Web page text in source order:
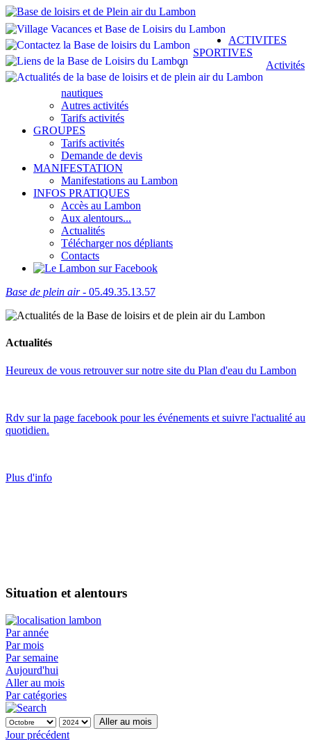
ACTIVITES
SPORTIVES
Activités
nautiques
Autres activités
Tarifs activités
GROUPES
Tarifs activités
Demande de devis
MANIFESTATION
Manifestations au Lambon
INFOS PRATIQUES
Accès au Lambon
Aux alentours...
Actualités
Télécharger nos dépliants
Contacts
Base de plein air- 05.49.35.13.57
Actualités
Heureux de vous retrouver sur notre site du Plan d'eau du Lambon
Rdv sur la page facebook pour les événements et suivre l'actualité au
quotidien.
Plus d'info
Situation et alentours
Par année
Par mois
Par semaine
Aujourd'hui
Aller au mois
Par catégories
Aller au mois
Jour précédent